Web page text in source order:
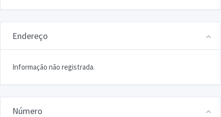
Endereço
Informação não registrada.
Número